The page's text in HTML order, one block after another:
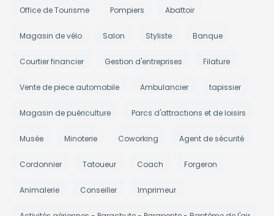
Office de Tourisme Pompiers Abattoir
Magasin de vélo Salon Styliste Banque
Courtier financier Gestion d'entreprises Filature
Vente de piece automobile Ambulancier tapissier
Magasin de puériculture Parcs d'attractions et de loisirs
Musée Minoterie Coworking Agent de sécurité
Cordonnier Tatoueur Coach Forgeron
Animalerie Conseiller Imprimeur